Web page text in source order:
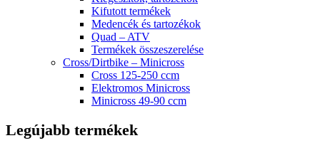
Kifutott termékek
Medencék és tartozékok
Quad – ATV
Termékek összeszerelése
Cross/Dirtbike – Minicross
Cross 125-250 ccm
Elektromos Minicross
Minicross 49-90 ccm
Legújabb termékek